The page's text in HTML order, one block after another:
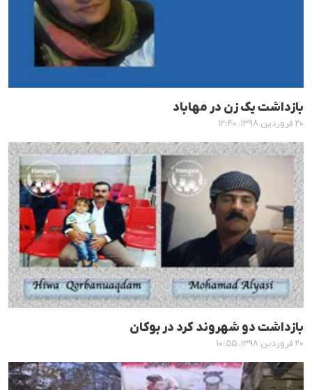
بازداشت یک زن در مهاباد
۲۰ فروردین ۱۳۹۸، ۱۲:۴۰
بازداشت دو شهروند کرد در بوکان
۲۰ فروردین ۱۳۹۸، ۱۰:۵۵